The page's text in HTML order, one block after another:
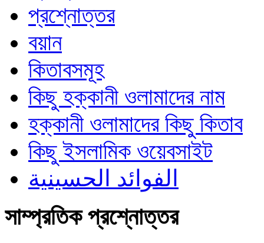
প্রশ্নোত্তর
বয়ান
কিতাবসমূহ
কিছু হক্কানী ওলামাদের নাম
হক্কানী ওলামাদের কিছু কিতাব
কিছু ইসলামিক ওয়েবসাইট
الفوائد الحسينية
সাম্প্রতিক প্রশ্নোত্তর